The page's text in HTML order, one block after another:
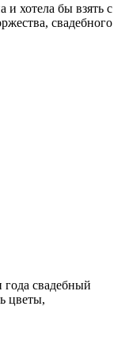
и хотела бы взять с
свадебного
года свадебный
цветы,